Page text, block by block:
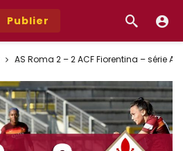
Publier
AS Roma 2 – 2 ACF Fiorentina – série A